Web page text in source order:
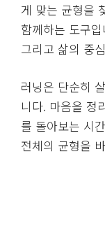
게 맞는 균형을
함께하는 도구
그리고 삶의 중
러닝은 단순히
니다. 마음을 정
를 돌아보는 시
전체의 균형을